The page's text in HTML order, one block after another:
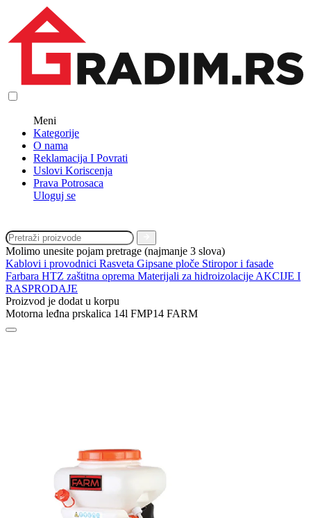
Meni
Kategorije
O nama
Reklamacija I Povrati
Uslovi Koriscenja
Prava Potrosaca
Uloguj se
Molimo unesite pojam pretrage (najmanje 3 slova)
Kablovi i provodnici Rasveta Gipsane ploče Stiropor i fasade
Farbara HTZ zaštitna oprema Materijali za hidroizolacije AKCIJE I
RASPRODAJE
Proizvod je dodat u korpu
Motorna leđna prskalica 14l FMP14 FARM